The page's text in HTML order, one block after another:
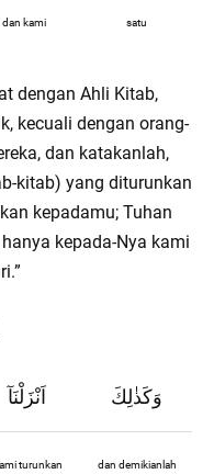
dan kami satu
dengan Ahli Kitab,
kecuali dengan orang-
dan katakanlah,
kitab) yang diturunkan
kepadamu; Tuhan
kepada-Nya kami
اَنْزَلْنَآ وَكَذٰلِكَ
turunkan dan demikianlah